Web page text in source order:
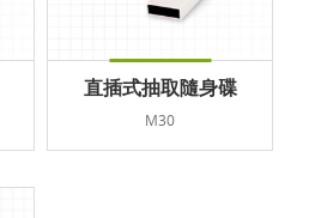
直插式抽取隨身碟
M30